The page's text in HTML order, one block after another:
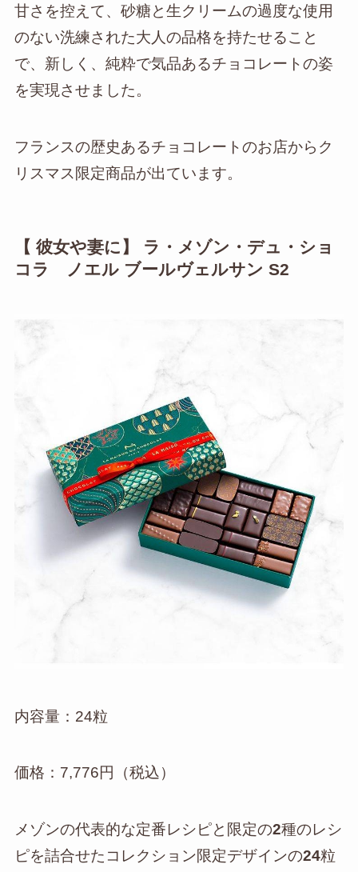
甘さを控えて、砂糖と生クリームの過度な使用
のない洗練された大人の品格を持たせること
で、新しく、純粋で気品あるチョコレートの姿
を実現させました。
フランスの歴史あるチョコレートのお店からク
リスマス限定商品が出ています。
【 彼女や妻に】 ラ・メゾン・デュ・ショ
コラ ノエル ブールヴェルサン S2
内容量：24粒
価格：7,776円（税込）
メゾンの代表的な定番レシピと限定の2種のレシ
ピを詰合せたコレクション限定デザインの24粒